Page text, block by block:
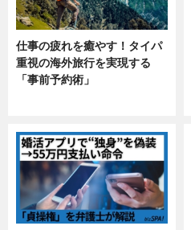
仕事の疲れを癒やす！タイパ
重視の海外旅行を実現する
「事前予約術」